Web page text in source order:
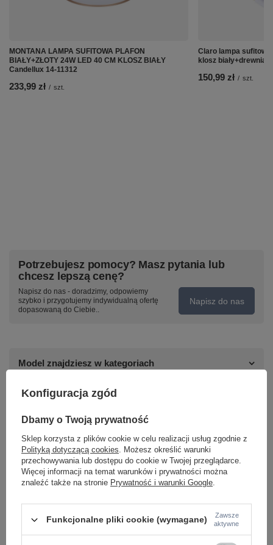
MONTANA LAMPA SUFITOWA PLAFON
BIAŁY+ZŁOTY 24W LED 40 CM KLOSZ BIAŁY
Candellux 14-11312
233,99 zł / szt.
Claro lampa sufitowa
klosz
150,99 zł / szt.
Potrzebujesz pomocy? Masz pytania lub
chcesz lepszą cenę?
Napisz do nas - doradzimy, odpowiemy
szybko i przygotujemy indywidualną ofertę
dopasowaną do Ciebie..
Napisz do nas
Model znajdziesz w kategoriach
Napisz swoją opinię
Twoja ocena:
5/5
Konfiguracja zgód
Dbamy o Twoją prywatność
Sklep korzysta z plików cookie w celu realizacji usług zgodnie z
Polityką dotyczącą cookies. Możesz określić warunki
przechowywania lub dostępu do cookie w Twojej przeglądarce.
Więcej informacji na temat warunków i prywatności można
znaleźć także na stronie Prywatność i warunki Google.
Funkcjonalne pliki cookie (wymagane)
Zawsze
aktywne